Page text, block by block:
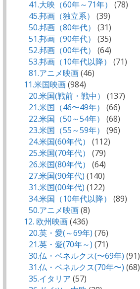
41.大映（60年～71年）
(78)
45.邦画（独立系）
(39)
50.邦画（80年代）
(31)
51.邦画（90年代）
(35)
52.邦画（00年代）
(64)
53.邦画（10年代以降）
(71)
81.アニメ映画(46)
11.米国映画(984)
20.米国(戦前・戦中）
(137)
21.米国（46〜49年）
(66)
22.米国（50～54年）
(68)
23.米国（55～59年）
(96)
24.米国(60年代）
(112)
25.米国(70年代）
(79)
26.米国(80年代）
(64)
27.米国(90年代) (140)
31.米国(00年代) (122)
34.米国（10年代以降）
(89)
50.アニメ映画(8)
12. 欧州映画(436)
20.英・愛(～69年) (76)
21.英・愛(70年～) (71)
30.仏・ベネルクス(〜69年) (91)
31.仏・ベネルクス(70年〜) (68)
35.イタリア (57)